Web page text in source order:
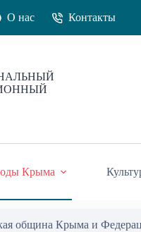
О нас Контакты
Крыма
община Крыма и